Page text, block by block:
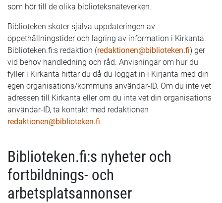
som hör till de olika biblioteksnäteverken.
Biblioteken sköter själva uppdateringen av
öppethållningstider och lagring av information i Kirkanta.
Biblioteken.fi:s redaktion (redaktionen@biblioteken.fi) ger
vid behov handledning och råd. Anvisningar om hur du
fyller i Kirkanta hittar du då du loggat in i Kirjanta med din
egen organisations/kommuns användar-ID. Om du inte vet
adressen till Kirkanta eller om du inte vet din organisations
användar-ID, ta kontakt med redaktionen
redaktionen@biblioteken.fi.
Biblioteken.fi:s nyheter och
fortbildnings- och
arbetsplatsannonser